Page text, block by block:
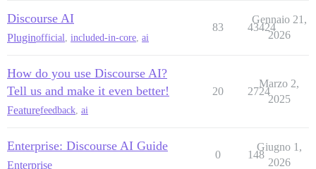
Discourse AI
Pluginofficial, included-in-core, ai
83 43424
Gennaio 21,
2026
How do you use Discourse AI?
Tell us and make it even better!
Featurefeedback, ai
20 2724
Marzo 2,
2025
Enterprise: Discourse AI Guide
Enterprise
0 148
Giugno 1,
2026